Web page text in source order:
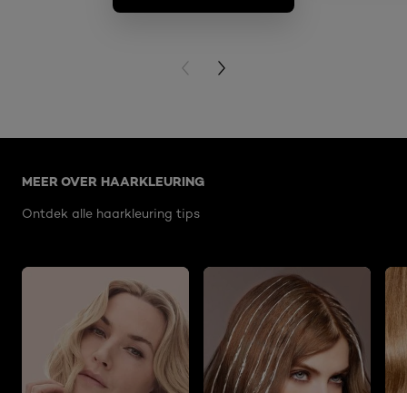
PREVIOUS CARD
NEXT CARD
MEER OVER HAARKLEURING
Ontdek alle haarkleuring tips